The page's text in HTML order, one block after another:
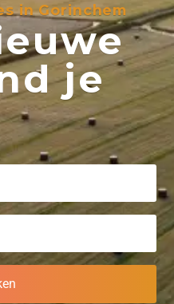
in Gorinchem
je